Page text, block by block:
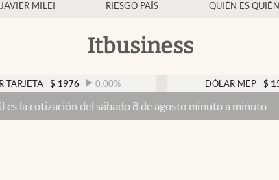
JAVIER MILEI RIESGO PAÍS QUIÉN ES QUIÉN
Itbusiness
$ 1976 0.00% DÓLAR MEP $ 1526,03
del sábado 8 de agosto minuto a minuto